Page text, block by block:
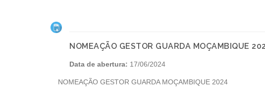
NOMEAÇÃO GESTOR GUARDA MOÇAMBIQUE
Data de abertura: 17/06/2024
NOMEAÇÃO GESTOR GUARDA MOÇAMBIQUE 2024